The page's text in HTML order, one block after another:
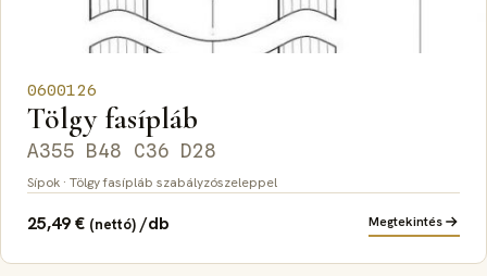
0600126
Tölgy fasípláb
A355 B48 C36 D28
Sípok · Tölgy fasípláb szabályzószeleppel
25,49€ (nettó) /db Megtekintés